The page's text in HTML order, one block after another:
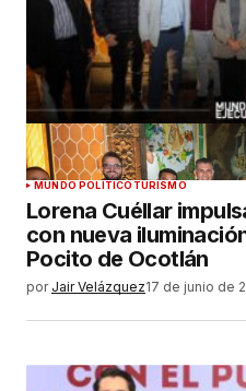
MUNDO POLÍTICO TURISMO
Lorena Cuéllar
con nueva
Pocito de Ocotlán
por Jair Velázquez17 de junio de